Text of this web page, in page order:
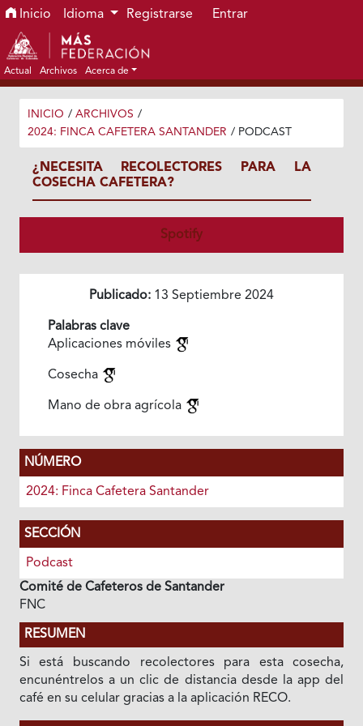
Ir al menú de navegación principal
Ir al contenido principal
Ir al pie de página del sitio
Inicio Idioma Registrarse Entrar
Actual Archivos Acerca de
INICIO / ARCHIVOS /
2024: FINCA CAFETERA SANTANDER / PODCAST
¿NECESITA RECOLECTORES PARA LA
COSECHA CAFETERA?
Spotify
Publicado: 13 Septiembre 2024
Palabras clave
Aplicaciones móviles
Cosecha
Mano de obra agrícola
NÚMERO
2024: Finca Cafetera Santander
SECCIÓN
Podcast
Comité de Cafeteros de Santander
FNC
RESUMEN
Si está buscando recolectores para esta cosecha,
encunéntrelos a un clic de distancia desde la app del
café en su celular gracias a la aplicación RECO.